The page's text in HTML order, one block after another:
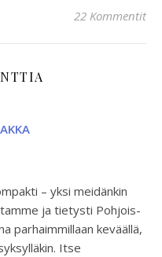
22 Kommentit
– yksi meidänkin
ja tietysti Pohjois-
parhaimmillaan keväällä,
Itse